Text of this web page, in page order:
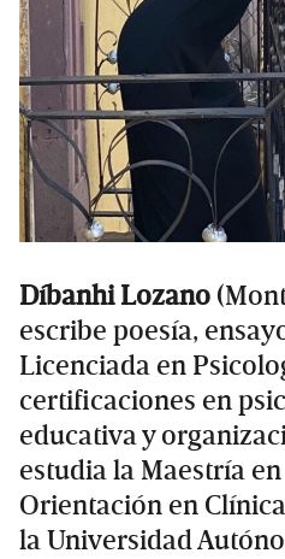
Díbanhi Lozano
escribe poesía,
Licenciada en
certificaciones en
educativa y
estudia la Maestría
Orientación en
la Universidad